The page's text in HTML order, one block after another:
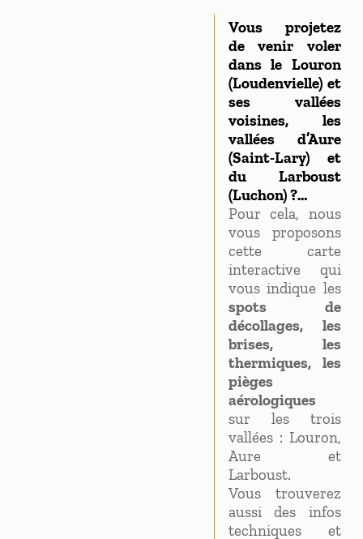
Vous projetez
de venir voler
dans le Louron
(Loudenvielle) et
ses vallées
voisines, les
vallées d’Aure
(Saint-Lary) et
du Larboust
(Luchon) ?…
Pour cela, nous
vous proposons
cette carte
interactive qui
vous indique les
spots de
décollages, les
brises, les
thermiques, les
pièges
aérologiques
sur les trois
vallées : Louron,
Aure et
Larboust.
Vous trouverez
aussi des infos
techniques et